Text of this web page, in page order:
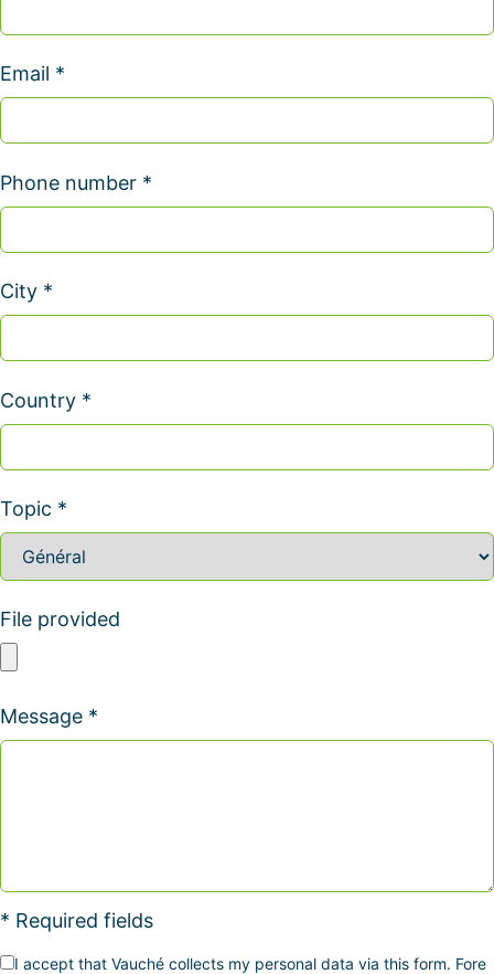
Email *
Phone number *
City *
Country *
Topic *
File provided
Message *
* Required fields
I accept that Vauché collects my personal data via this form. Fore